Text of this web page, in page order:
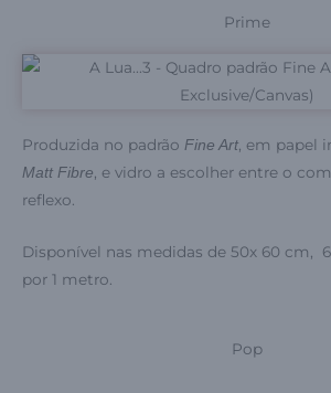
Prime
Produzida no padrão Fine Art , em papel
Matt Fibre , e vidro a escolher entre o
reflexo.
Disponível nas medidas de 50x 60 cm,
por 1 metro.
Pop